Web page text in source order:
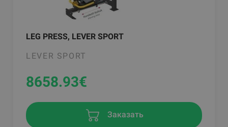
LEG PRESS, LEVER SPORT
LEVER SPORT
8658.93€
Заказать